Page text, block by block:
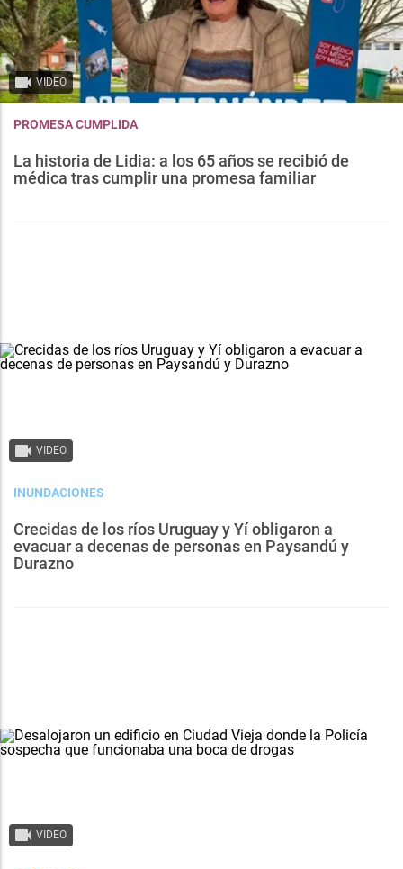
VIDEO
PROMESA CUMPLIDA
La historia de Lidia: a los 65 años se recibió de
médica tras cumplir una promesa familiar
VIDEO
INUNDACIONES
Crecidas de los ríos Uruguay y Yí obligaron a
evacuar a decenas de personas en Paysandú y
Durazno
VIDEO